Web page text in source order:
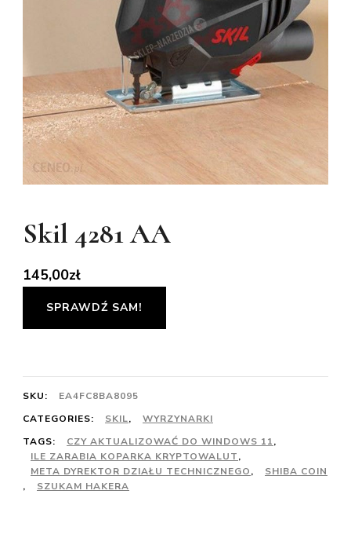
Skil 4281 AA
145,00zł
SPRAWDŹ SAM!
SKU:
EA4FC8BA8095
CATEGORIES:
SKIL,
WYRZYNARKI
TAGS:
CZY AKTUALIZOWAĆ DO WINDOWS 11,
ILE ZARABIA KOPARKA KRYPTOWALUT,
META DYREKTOR DZIAŁU TECHNICZNEGO,
SHIBA COIN
,
SZUKAM HAKERA